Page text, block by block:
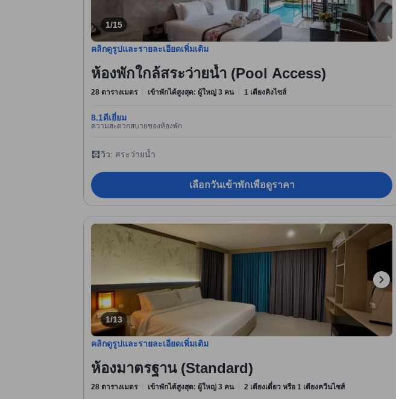
1/15
คลิกดูรูปและรายละเอียดเพิ่มเติม
ห้องพักใกล้สระว่ายน้ำ (Pool Access)
28 ตารางเมตร เข้าพักได้สูงสุด: ผู้ใหญ่ 3 คน 1 เตียงคิงไซส์
8.1ดีเยี่ยม
ความสะดวกสบายของห้องพัก
วิว: สระว่ายน้ำ
เลือกวันเข้าพักเพื่อดูราคา
1/13
คลิกดูรูปและรายละเอียดเพิ่มเติม
ห้องมาตรฐาน (Standard)
28 ตารางเมตร เข้าพักได้สูงสุด: ผู้ใหญ่ 3 คน 2 เตียงเดี่ยว หรือ 1 เตียงควีนไซส์